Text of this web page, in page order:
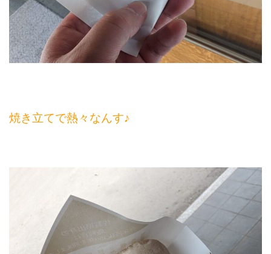
焼き立てで熱々なんす♪